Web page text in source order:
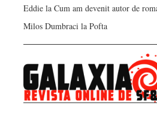
Eddie la Cum am devenit autor de
Milos Dumbraci la Pofta